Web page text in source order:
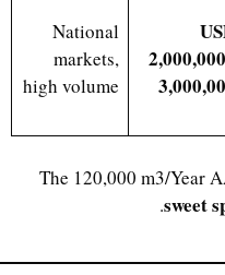
National
markets,
high volume
The 120,000 m3/Year
sweet